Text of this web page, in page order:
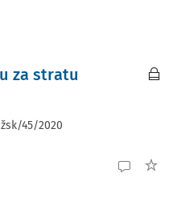
za stratu
45/2020